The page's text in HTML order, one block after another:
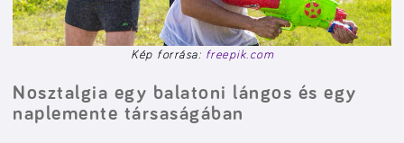
Kép forrása: freepik.com
Nosztalgia egy balatoni lángos és egy
naplemente társaságában